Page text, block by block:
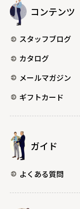
コンテンツ
スタッフブログ
カタログ
メールマガジン
ギフトカード
ガイド
よくある質問